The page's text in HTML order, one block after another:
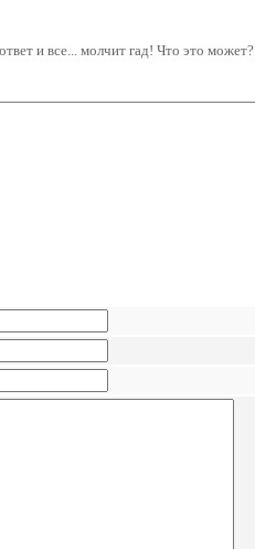
и все... молчит гад! Что это может?